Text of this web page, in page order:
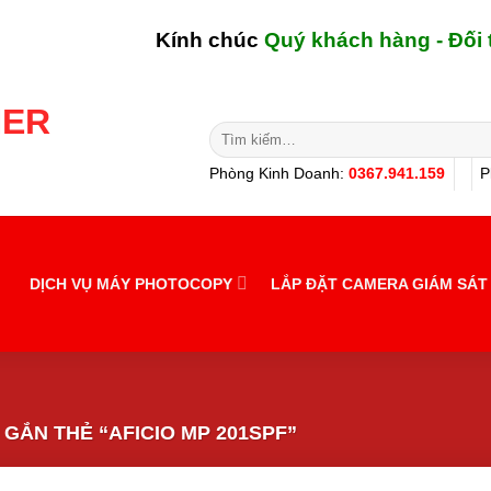
Kính chúcQuý khách hàng - Đối tác
Tìm
kiếm:
Phòng Kinh Doanh: 0367.941.159
DỊCH VỤ MÁY PHOTOCOPY LẮP ĐẶT CAMERA GIÁM SÁT
THẺ “AFICIO MP 201SPF”